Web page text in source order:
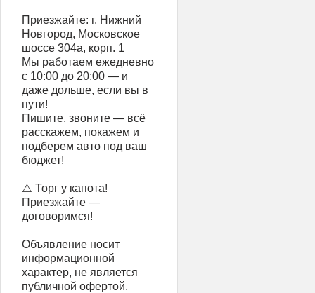
Приезжайте: г. Нижний
Новгород, Московское
шоссе 304а, корп. 1
Мы работаем ежедневно
с 10:00 до 20:00 — и
даже дольше, если вы в
пути!
Пишите, звоните — всё
расскажем, покажем и
подберем авто под ваш
бюджет!
⚠️ Торг у капота!
Приезжайте —
договоримся!
Объявление носит
информационной
характер, не является
публичной офертой.